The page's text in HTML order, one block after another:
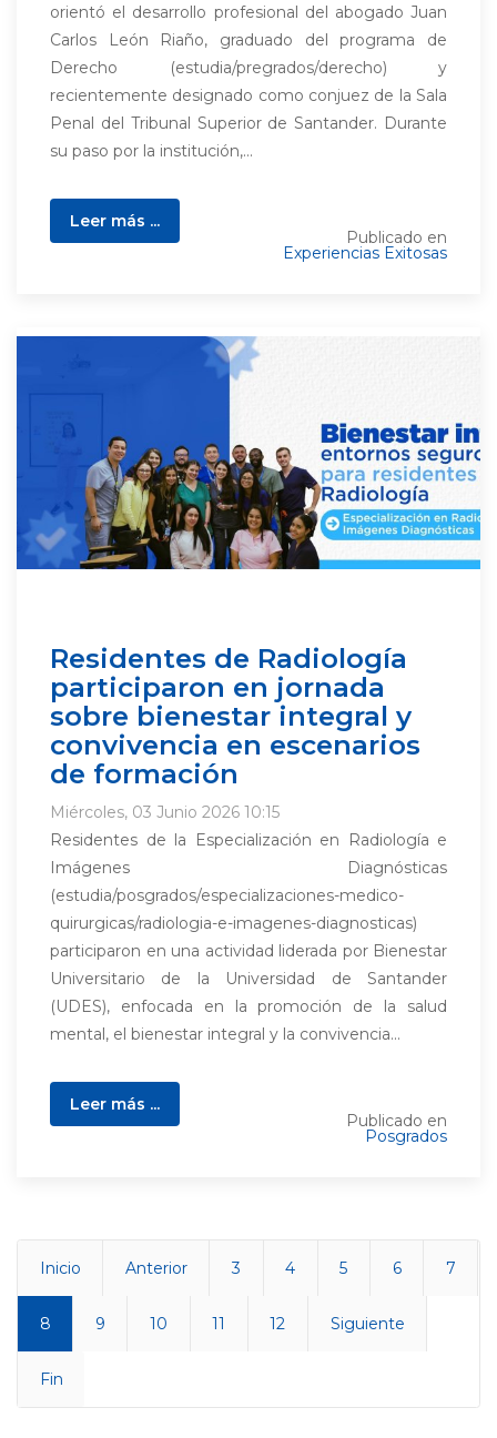
orientó el desarrollo profesional del abogado Juan
Carlos León Riaño, graduado del programa de
Derecho (estudia/pregrados/derecho) y
recientemente designado como conjuez de la Sala
Penal del Tribunal Superior de Santander. Durante
su paso por la institución,...
Leer más ...
Publicado en
Experiencias Exitosas
Residentes de Radiología
participaron en jornada
sobre bienestar integral y
convivencia en escenarios
de formación
Miércoles, 03 Junio 2026 10:15
Residentes de la Especialización en Radiología e
Imágenes Diagnósticas
(estudia/posgrados/especializaciones-medico-
quirurgicas/radiologia-e-imagenes-diagnosticas)
participaron en una actividad liderada por Bienestar
Universitario de la Universidad de Santander
(UDES), enfocada en la promoción de la salud
mental, el bienestar integral y la convivencia...
Leer más ...
Publicado en
Posgrados
Inicio Anterior 3 4 5 6 7
8 9 10 11 12 Siguiente
Fin